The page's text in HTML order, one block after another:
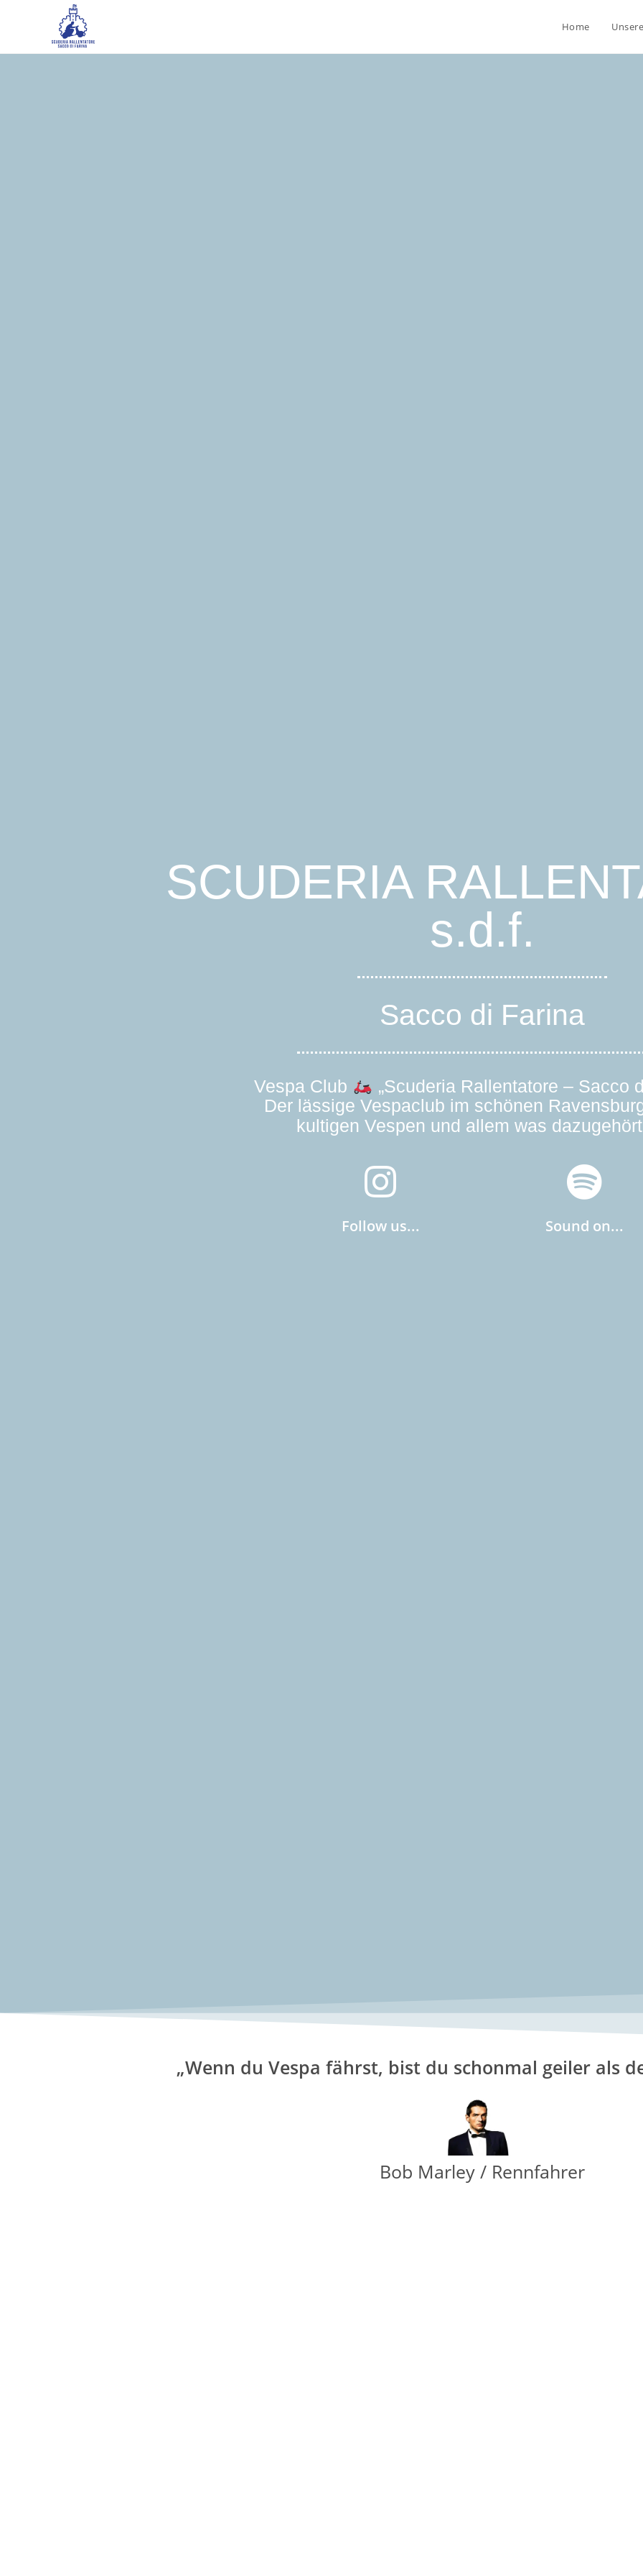
Home
SCUDERIA
s.d.f.
Sacco di Farina
Vespa Club
„Scuderia Rallentatore – Sacco
Der lässige Vespaclub im schönen
kultigen Vespen und allem was dazugehört
Follow us... Sound on...
„Wenn du Vespa fährst, bist du schonmal geiler als
Bob Marley / Rennfahrer